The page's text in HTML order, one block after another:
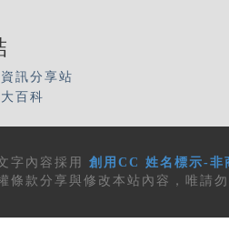
訊分享站
百科
字內容採用 創用CC 姓名標示-
條款分享與修改本站內容，唯請